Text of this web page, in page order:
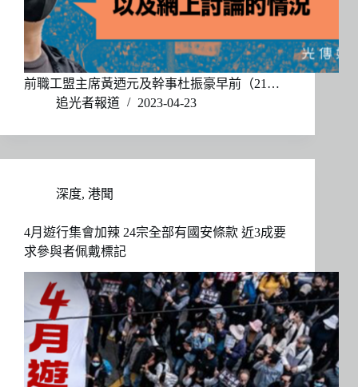
前職工盟主席黃迺元及幹事杜振豪早前（21…
追光者報道
2023-04-23
深度, 港聞
4月遊行集會加辣 24宗全部有國安條款 近3成要
求參與者佩戴標記